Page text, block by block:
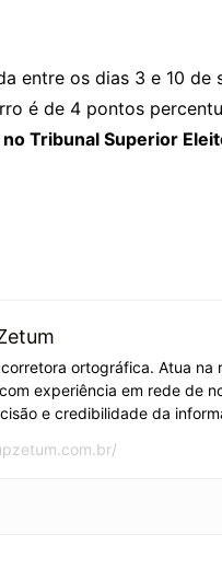
entre os dias 3 e 10
é de 4 pontos
Tribunal Superior
ortográfica. Atua
experiência em rede de
e credibilidade da